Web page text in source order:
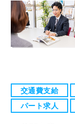
交通費支給
パート求人